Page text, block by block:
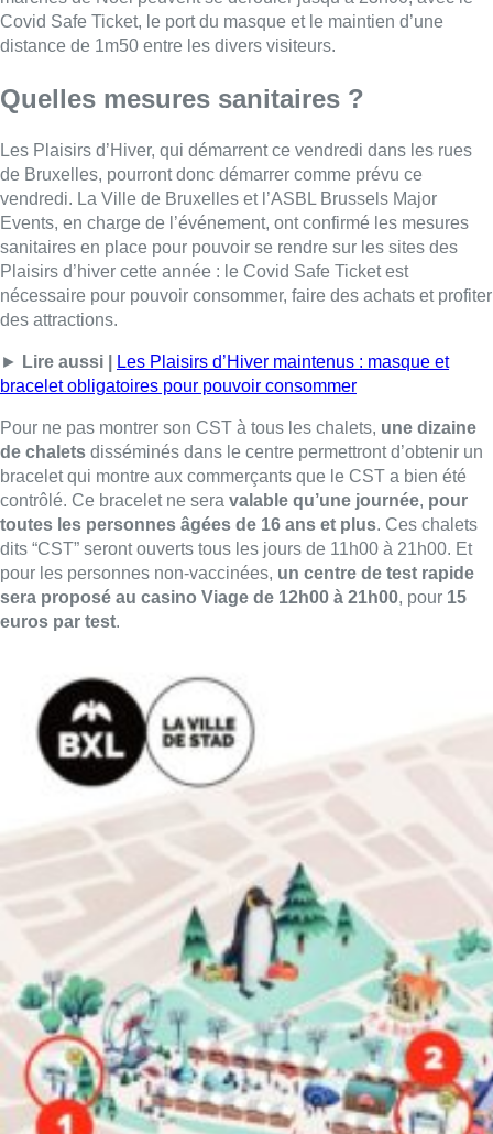
Covid Safe Ticket, le port du masque et le maintien d’une
distance de 1m50 entre les divers visiteurs.
Quelles mesures sanitaires ?
Les Plaisirs d’Hiver, qui démarrent ce vendredi dans les rues
de Bruxelles, pourront donc démarrer comme prévu ce
vendredi. La Ville de Bruxelles et l’ASBL Brussels Major
Events, en charge de l’événement, ont confirmé les mesures
sanitaires en place pour pouvoir se rendre sur les sites des
Plaisirs d’hiver cette année : le Covid Safe Ticket est
nécessaire pour pouvoir consommer, faire des achats et profiter
des attractions.
► Lire aussi |
Les Plaisirs d’Hiver maintenus : masque et
bracelet obligatoires pour pouvoir consommer
Pour ne pas montrer son CST à tous les chalets, une dizaine
de chalets disséminés dans le centre permettront d’obtenir un
bracelet qui montre aux commerçants que le CST a bien été
contrôlé. Ce bracelet ne sera valable qu’une journée, pour
toutes les personnes âgées de 16 ans et plus. Ces chalets
dits “CST” seront ouverts tous les jours de 11h00 à 21h00. Et
pour les personnes non-vaccinées, un centre de test rapide
sera proposé au casino Viage de 12h00 à 21h00, pour 15
euros par test.